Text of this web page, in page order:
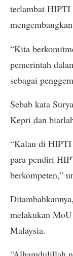
terlambat HIPTI
“Kita
pemerintah
sebagai
Sebab kata
Kepri dan
“Kalau di HIPTI
para pendiri
berkompeten,”
melakukan
Malaysia.